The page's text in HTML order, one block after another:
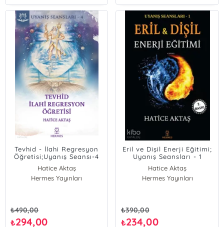
Tevhid - İlahi Regresyon
Öğretisi;Uyanış Seansı-4
Hatice Aktaş
Hermes Yayınları
₺490,00
₺294,00
Eril ve Dişil Enerji Eğitimi;
Uyanış Seansları - 1
Hatice Aktaş
Hermes Yayınları
₺390,00
₺234,00